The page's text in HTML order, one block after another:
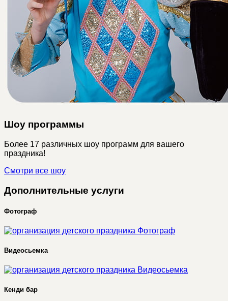
Шоу программы
Более 17 различных шоу программ для вашего
праздника!
Смотри все шоу
Дополнительные услуги
Фотограф
Видеосьемка
Кенди бар